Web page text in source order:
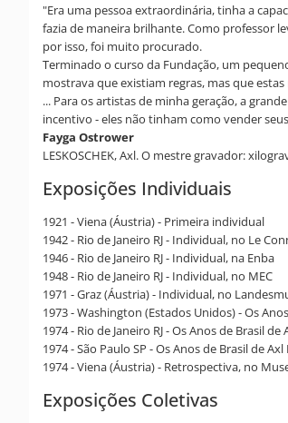
"Era uma pessoa extraordinária, tinha a
fazia de maneira brilhante. Como professor
por isso, foi muito procurado.
Terminado o curso da Fundação, um
mostrava que existiam regras, mas que
... Para os artistas de minha geração, a
incentivo - eles não tinham como vender
Fayga Ostrower
LESKOSCHEK, Axl. O mestre gravador:
Exposições Individuais
1921 - Viena (Áustria) - Primeira individual
1942 - Rio de Janeiro RJ - Individual, no Le
1946 - Rio de Janeiro RJ - Individual, na Enba
1948 - Rio de Janeiro RJ - Individual, no MEC
1971 - Graz (Áustria) - Individual, no
1973 - Washington (Estados Unidos) - Os
1974 - Rio de Janeiro RJ - Os Anos de Brasil
1974 - São Paulo SP - Os Anos de Brasil de
1974 - Viena (Áustria) - Retrospectiva, no
Exposições Coletivas